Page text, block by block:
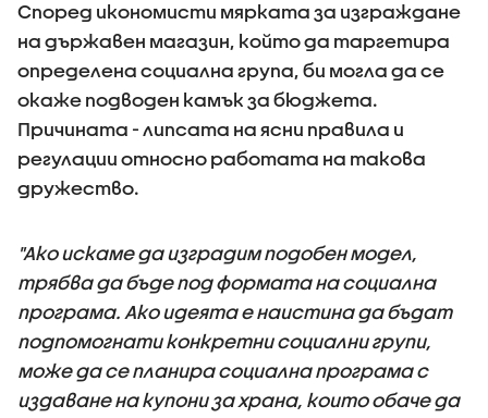
Според икономисти мярката за изграждане
на държавен магазин, който да таргетира
определена социална група, би могла да се
окаже подводен камък за бюджета.
Причината - липсата на ясни правила и
регулации относно работата на такова
дружество.
"Ако искаме да изградим подобен модел,
трябва да бъде под формата на социална
програма. Ако идеята е наистина да бъдат
подпомогнати конкретни социални групи,
може да се планира социална програма с
издаване на купони за храна, които обаче да